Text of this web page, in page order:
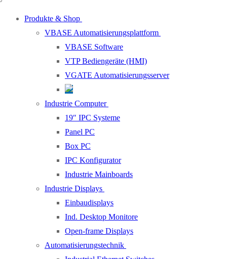
Produkte & Shop
VBASE Automatisierungsplattform
VBASE Software
VTP Bediengeräte (HMI)
VGATE Automatisierungsserver
Industrie Computer
19″ IPC Systeme
Panel PC
Box PC
IPC Konfigurator
Industrie Mainboards
Industrie Displays
Einbaudisplays
Ind. Desktop Monitore
Open-frame Displays
Automatisierungstechnik